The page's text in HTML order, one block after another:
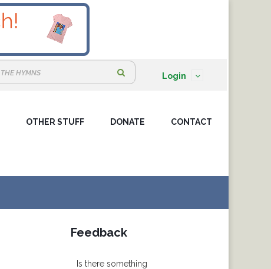
r
:
Login
OTHER STUFF DONATE CONTACT
Feedback
Is there something